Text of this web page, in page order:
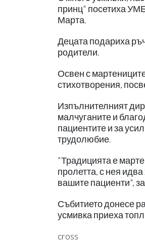
принц" посетиха
Марта.
Децата подариха
родители.
Освен с
стихотворения,
Изпълнителният
малчуганите и
пациентите и за
трудолюбие.
"Традицията е
пролетта, с нея
вашите пациенти",
Събитието донесе
усмивка приеха
cross